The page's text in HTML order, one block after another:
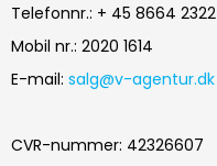
Telefonnr.: + 45 8664 2322
Mobil nr.: 2020 1614
E-mail: salg@v-agentur.dk
CVR-nummer: 42326607